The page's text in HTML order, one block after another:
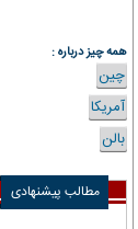
همه چیز درباره :
چین
آمریکا
بالن
مطالب پیشنهادی